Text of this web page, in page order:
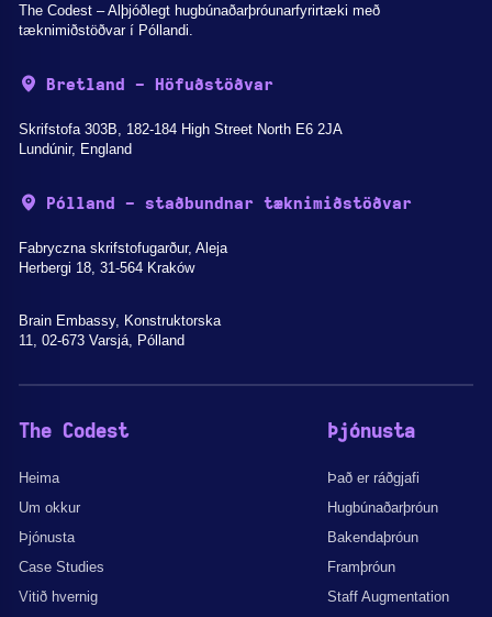
The Codest – Alþjóðlegt hugbúnaðarþróunarfyrirtæki með
tæknimiðstöðvar í Póllandi.
Bretland - Höfuðstöðvar
Skrifstofa 303B, 182-184 High Street North E6 2JA
Lundúnir, England
Pólland - staðbundnar tæknimiðstöðvar
Fabryczna skrifstofugarður, Aleja
Herbergi 18, 31-564 Kraków
Brain Embassy, Konstruktorska
11, 02-673 Varsjá, Pólland
The Codest
Heima
Um okkur
Þjónusta
Case Studies
Vitið hvernig
Þjónusta
Það er ráðgjafi
Hugbúnaðarþróun
Bakendaþróun
Framþróun
Staff Augmentation